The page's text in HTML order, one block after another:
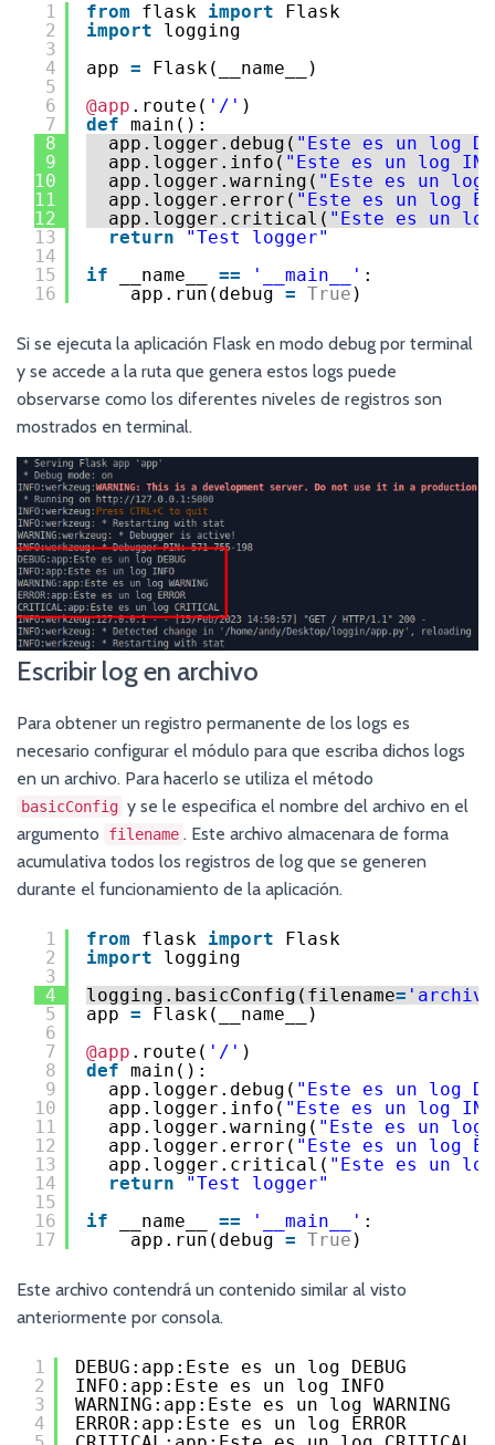
1
2
3
4
5
6
7
8
9
10
11
12
13
14
15
16
from flask import
Flask
import
logging
app =
Flask(__name__)
@app .route( '/' )
def main():
app.logger.debug( "Este es un log
app.logger.info( "Este es un log
app.logger.warning( "Este es un log
app.logger.error( "Este es un log
app.logger.critical( "Este es un log
return
"Test logger"
if
__name__ == '__main__' :
app.run(debug = True )
Si se ejecuta la aplicación Flask en modo debug por terminal
y se accede a la ruta que genera estos logs puede
observarse como los diferentes niveles de registros son
mostrados en terminal.
Escribir log en archivo
Para obtener un registro permanente de los logs es
necesario configurar el módulo para que escriba dichos logs
en un archivo. Para hacerlo se utiliza el método
basicConfig y se le especifica el nombre del archivo en el
argumento
filename . Este archivo almacenara de forma
acumulativa todos los registros de log que se generen
durante el funcionamiento de la aplicación.
1
2
3
4
5
6
7
8
9
10
11
12
13
14
15
16
17
from flask import
Flask
import
logging
logging.basicConfig(filename=
app =
Flask(__name__)
@app .route( '/' )
def main():
app.logger.debug( "Este es un log
app.logger.info( "Este es un log
app.logger.warning( "Este es un log
app.logger.error( "Este es un log
app.logger.critical( "Este es un log
return
"Test logger"
if
__name__ == '__main__' :
app.run(debug = True )
Este archivo contendrá un contenido similar al visto
anteriormente por consola.
1
2
3
4
DEBUG:app:Este es un log DEBUG
INFO:app:Este es un log INFO
WARNING:app:Este es un log WARNING
ERROR:app:Este es un log ERROR